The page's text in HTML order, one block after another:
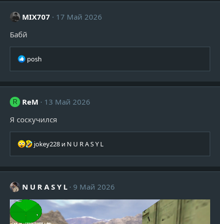
ц
и
MIX707
17 Май 2026
Бабй
Р
к
и
:
posh
R ReM
13 Май 2026
Я соскучился
Р
к
и
:
jokey228 и N U R A S Y L
N U R A S Y L 9 Май 2026